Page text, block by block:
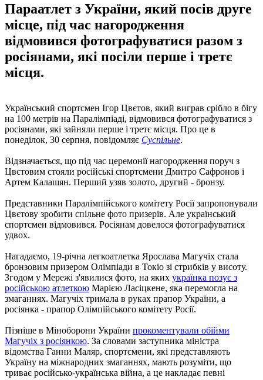
Параатлет з України, який посів друге
місце, під час нагородження
відмовився фотографуватися разом з
росіянами, які посіли перше і третє
місця.
Український спортсмен Ігор Цвєтов, який виграв срібло в бігу
на 100 метрів на Паралімпіаді, відмовився фотографуватися з
росіянами, які зайняли перше і третє місця. Про це в
понеділок, 30 серпня, повідомляє Суспільне.
Відзначається, що під час церемонії нагородження поруч з
Цвєтовим стояли російські спортсмени Дмитро Сафронов і
Артем Калашян. Перший узяв золото, другий - бронзу.
Представники Паралімпійського комітету Росії запропонували
Цвєтову зробити спільне фото призерів. Але український
спортсмен відмовився. Росіянам довелося фотографуватися
удвох.
Нагадаємо, 19-річна легкоатлетка Ярослава Магучіх стала
бронзовим призером Олімпіади в Токіо зі стрибків у висоту.
Згодом у Мережі з'явилися фото, на яких українка позує з
російською атлеткою Марією Ласіцкене, яка перемогла на
змаганнях. Магучіх тримала в руках прапор України, а
росіянка - прапор Олімпійського комітету Росії.
Пізніше в Міноборони України прокоментували обійми
Магучіх з росіянкою. За словами заступника міністра
відомства Ганни Маляр, спортсмени, які представляють
Україну на міжнародних змаганнях, мають розуміти, що
триває російсько-українська війна, а це накладає певні